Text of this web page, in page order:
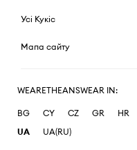
Усі Кукіс
Мапа сайту
WEARETHEANSWEAR IN:
BG CY CZ GR HR
UA
UA(RU)